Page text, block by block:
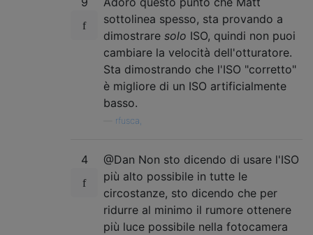
sottolinea spesso, sta provando a
dimostrare solo ISO, quindi non puoi
cambiare la velocità dell'otturatore.
Sta dimostrando che l'ISO "corretto"
è migliore di un ISO artificialmente
basso.
rfusca,
4
@Dan Non sto dicendo di usare l'ISO
più alto possibile in tutte le
circostanze, sto dicendo che per
ridurre al minimo il rumore ottenere
più luce possibile nella fotocamera